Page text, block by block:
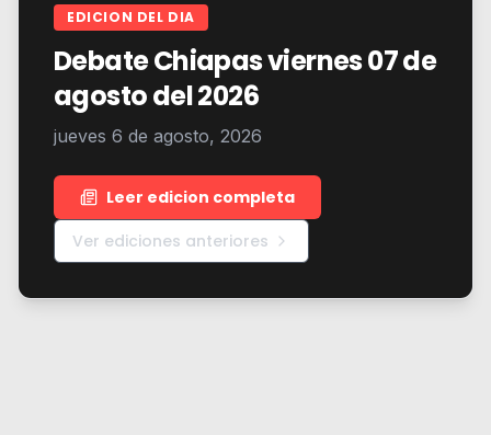
EDICION DEL DIA
Debate Chiapas viernes 07 de
agosto del 2026
jueves 6 de agosto, 2026
Leer edicion completa
Ver ediciones anteriores